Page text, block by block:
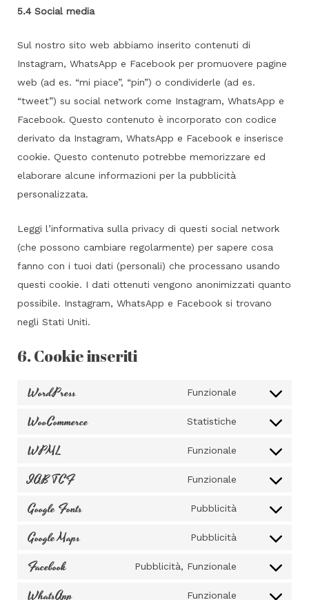
5.4 Social media
Sul nostro sito web abbiamo inserito contenuti di
Instagram, WhatsApp e Facebook per promuovere pagine
web (ad es. “mi piace”, “pin”) o condividerle (ad es.
“tweet”) su social network come Instagram, WhatsApp e
Facebook. Questo contenuto è incorporato con codice
derivato da Instagram, WhatsApp e Facebook e inserisce
cookie. Questo contenuto potrebbe memorizzare ed
elaborare alcune informazioni per la pubblicità
personalizzata.
Leggi l’informativa sulla privacy di questi social network
(che possono cambiare regolarmente) per sapere cosa
fanno con i tuoi dati (personali) che processano usando
questi cookie. I dati ottenuti vengono anonimizzati quanto
possibile. Instagram, WhatsApp e Facebook si trovano
negli Stati Uniti.
6. Cookie inseriti
WordPress Funzionale
Consent
wordpress
WooCommerce Statistiche
Consent
WPML Funzionale
Consent
IAB TCF Funzionale
Consent
Google Fonts Pubblicità
Consent
google-
fonts
Google Maps Pubblicità
Consent
Facebook Pubblicità, Funzionale
Consent
WhatsApp Funzionale